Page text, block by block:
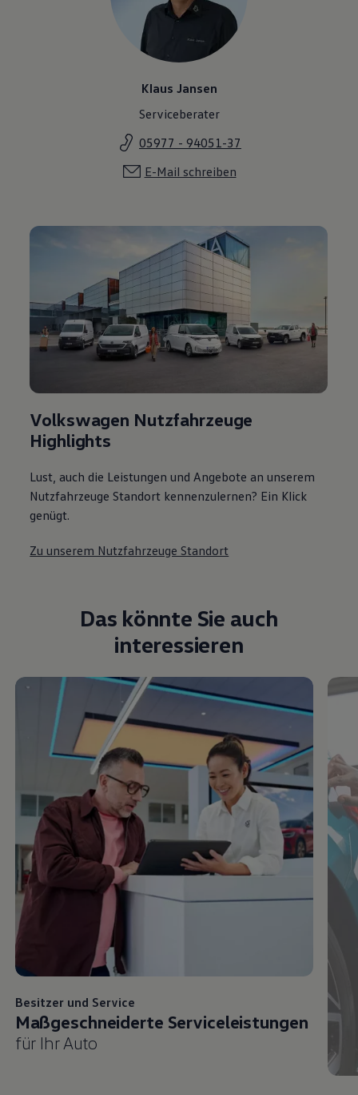
Klaus Jansen
Serviceberater
05977 - 94051-37
E-Mail schreiben
Volkswagen Nutzfahrzeuge
Highlights
Lust, auch die Leistungen und Angebote an unserem
Nutzfahrzeuge Standort kennenzulernen? Ein Klick
genügt.
Zu unserem Nutzfahrzeuge Standort
Das könnte Sie auch
interessieren
Besitzer und Service
Maßgeschneiderte Serviceleistungen
für Ihr Auto